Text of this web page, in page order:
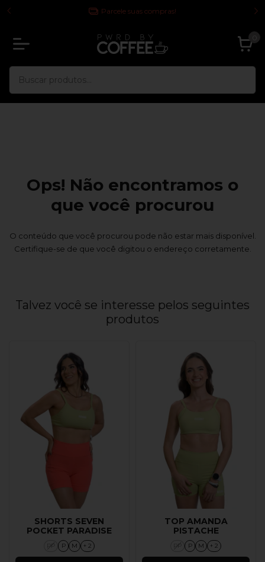
Parcele suas compras!
Ops! Não encontramos o
que você procurou
O conteúdo que você procurou pode não estar mais disponível.
Certifique-se de que você digitou o endereço corretamente.
Talvez você se interesse pelos seguintes
produtos
SHORTS SEVEN
POCKET PARADISE
PP P M + 2
TOP AMANDA
PISTACHE
PP P M + 2